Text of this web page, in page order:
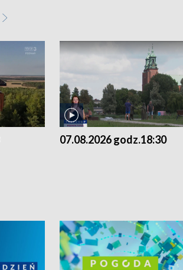
07.08.2026 godz.18:30